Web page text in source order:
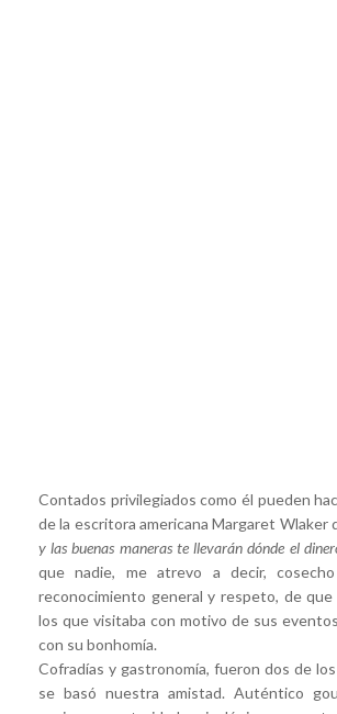
Contados privilegiados como él pueden
de la escritora americana Margaret Wlaker
y las buenas maneras te llevarán dónde el
que nadie, me atrevo a decir,
reconocimiento general y respeto, de
los que visitaba con motivo de sus
con su bonhomía.
Cofradías y gastronomía, fueron dos de
se basó nuestra amistad. Auténtico